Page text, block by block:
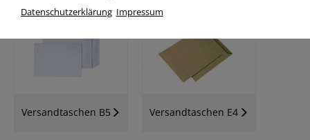
Versandtaschen B5 Versandtaschen E4
Datenschutzerklärung Impressum